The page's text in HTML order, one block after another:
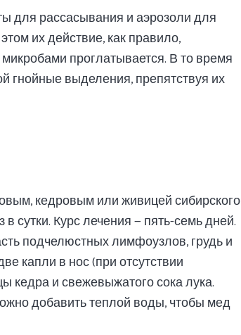
для рассасывания и аэрозоли для
их действие, как правило,
проглатывается. В то время
гнойные выделения, препятствуя их
кедровым или живицей сибирского
сутки. Курс лечения — пять-семь дней.
подчелюстных лимфоузлов, грудь и
капли в нос (при отсутствии
кедра и свежевыжатого сока лука.
добавить теплой воды, чтобы мед